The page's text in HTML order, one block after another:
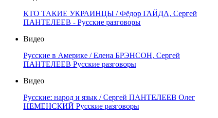
КТО ТАКИЕ УКРАИНЦЫ / Фёдор ГАЙДА, Сергей
ПАНТЕЛЕЕВ - Русские разговоры
Видео
Русские в Америке / Елена БРЭНСОН, Сергей
ПАНТЕЛЕЕВ Русские разговоры
Видео
Русские: народ и язык / Сергей ПАНТЕЛЕЕВ Олег
НЕМЕНСКИЙ Русские разговоры